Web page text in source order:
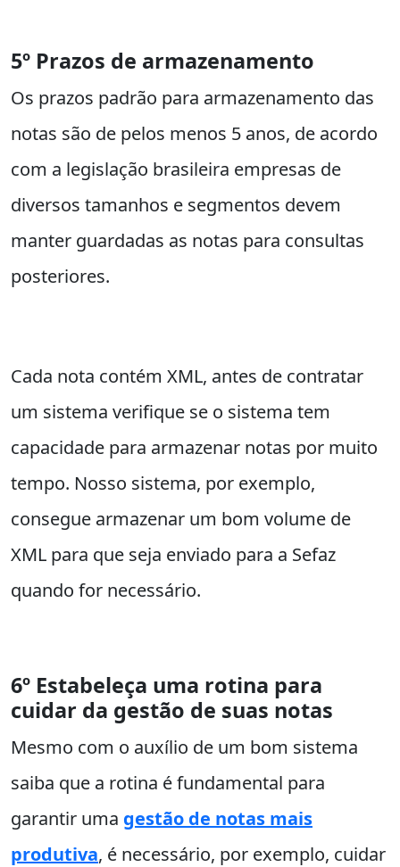
5º Prazos de armazenamento
Os prazos padrão para armazenamento das
notas são de pelos menos 5 anos, de acordo
com a legislação brasileira empresas de
diversos tamanhos e segmentos devem
manter guardadas as notas para consultas
posteriores.
Cada nota contém XML, antes de contratar
um sistema verifique se o sistema tem
capacidade para armazenar notas por muito
tempo. Nosso sistema, por exemplo,
consegue armazenar um bom volume de
XML para que seja enviado para a Sefaz
quando for necessário.
6º Estabeleça uma rotina para
cuidar da gestão de suas notas
Mesmo com o auxílio de um bom sistema
saiba que a rotina é fundamental para
garantir uma gestão de notas mais
produtiva, é necessário, por exemplo, cuidar